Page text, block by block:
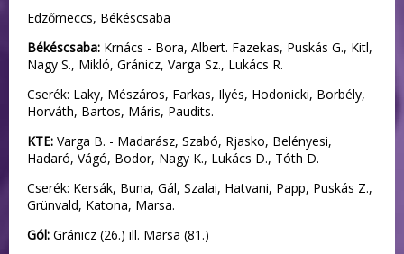
Edzőmeccs, Békéscsaba
Békéscsaba: Krnács - Bora, Albert. Fazekas, Puskás G., Kitl,
Nagy S., Mikló, Gránicz, Varga Sz., Lukács R.
Cserék: Laky, Mészáros, Farkas, Ilyés, Hodonicki, Borbély,
Horváth, Bartos, Máris, Paudits.
KTE: Varga B. - Madarász, Szabó, Rjasko, Belényesi,
Hadaró, Vágó, Bodor, Nagy K., Lukács D., Tóth D.
Cserék: Kersák, Buna, Gál, Szalai, Hatvani, Papp, Puskás Z.,
Grünvald, Katona, Marsa.
Gól: Gránicz (26.) ill. Marsa (81.)